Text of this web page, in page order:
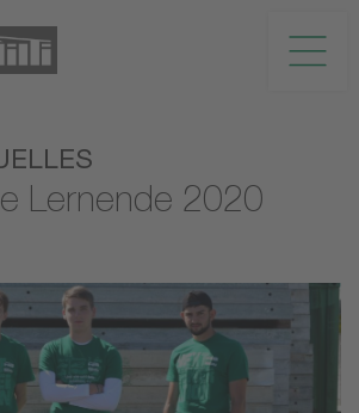
Lernende 2020